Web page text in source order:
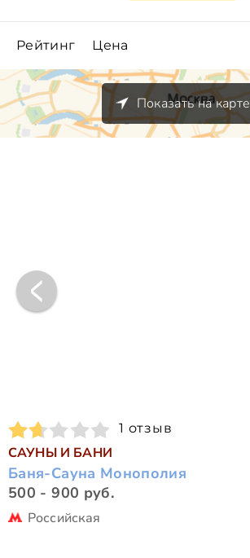
Рейтинг Цена
Показать на карте
1 отзыв
САУНЫ И БАНИ
Баня-Сауна Монополия
500 - 900 руб.
Российская